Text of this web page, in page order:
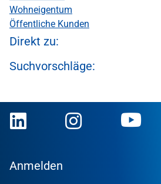
Wohneigentum
Öffentliche Kunden
Direkt zu:
Suchvorschläge:
Anmelden